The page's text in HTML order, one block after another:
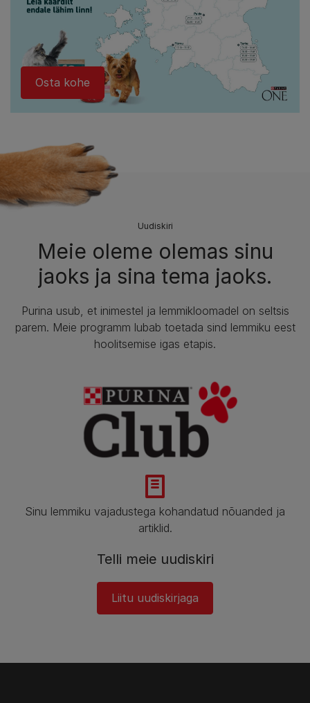
Osta kohe​​​
Uudiskiri
Meie oleme olemas sinu
jaoks ja sina tema jaoks.​
Purina usub, et inimestel ja lemmikloomadel on seltsis
parem. Meie programm lubab toetada sind lemmiku eest
hoolitsemise igas etapis.​
Sinu lemmiku vajadustega kohandatud nõuanded ja
artiklid.​
Telli meie uudiskiri​
Liitu uudiskirjaga